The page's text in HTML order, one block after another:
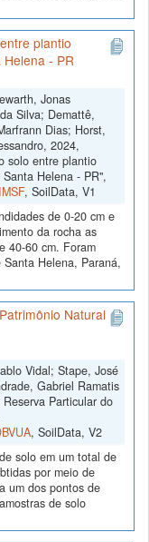
plantio
- PR
Jonas
Silva; Demattê,
Dias; Horst,
2024,
solo entre plantio
Helena - PR",
, SoilData, V1
de 0-20 cm e
da rocha as
40-60 cm. Foram
Helena, Paraná,
Natural
Vidal; Stape, José
Gabriel Ramatis
Particular do
, SoilData, V2
solo em um total de
por meio de
um dos pontos de
de solo